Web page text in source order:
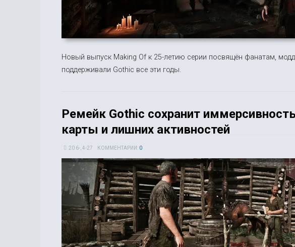
Новый выпуск Making Of к 25-летию серии посвящён фанатам,
поддерживали Gothic все эти годы.
Ремейк Gothic сохранит
карты и лишних активностей
20 6-, 4-27 КОММЕНТАРИИ: 0